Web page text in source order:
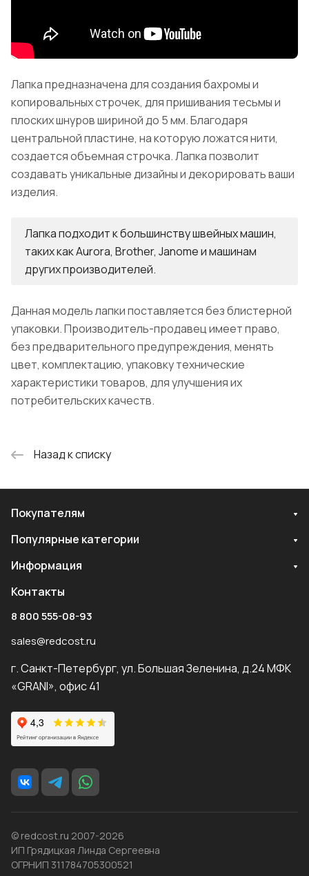
Лапка предназначена для создания бахромы и
копировальных строчек, для пришивания тесьмы и
плоских шнуров шириной до 5 мм. Благодаря
центральной пластине, на которую ложатся нити,
создается объемная строчка. Лапка позволит
создавать уникальные дизайны и декорировать ваши
изделия.
Лапка подходит к большинству швейных машин,
таких как Aurora, Brother, Janome и машинам
других производителей.
Данная модель лапки поставляется без блистерной
упаковки. Производитель-продавец имеет право,
без предварительного предупреждения, менять
цвет, комплектацию, упаковку технические
характеристики товаров, для улучшения их
потребительских качеств.
Назад к списку
Покупателям
Популярные категории
Информация
Контакты
8 800 555-08-93
sales@redcost.ru
г. Санкт-Петербург, ул. Большая Зеленина, д.24 МФК
«GRANI», офис 41
© redcost.ru 2007-2026
ИП Грядицкая Линда Сергеевна
ОГРНИП 311784705300521